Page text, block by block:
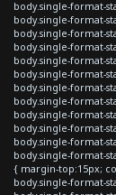
body.single-format-
body.single-format-
body.single-format-
body.single-format-
body.single-format-
body.single-format-
body.single-format-
body.single-format-
body.single-format-
body.single-format-
body.single-format-
body.single-format-
{ margin-top:15px;
body.single-format-